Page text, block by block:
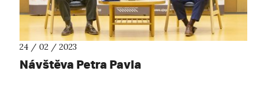
24 / 02 / 2023
Návštěva Petra Pavla